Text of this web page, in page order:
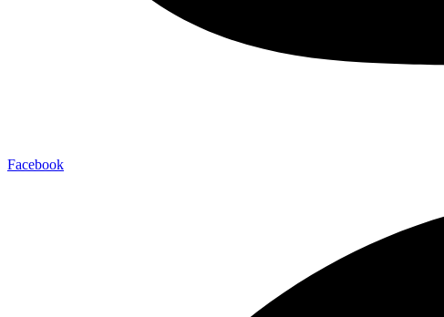
Facebook